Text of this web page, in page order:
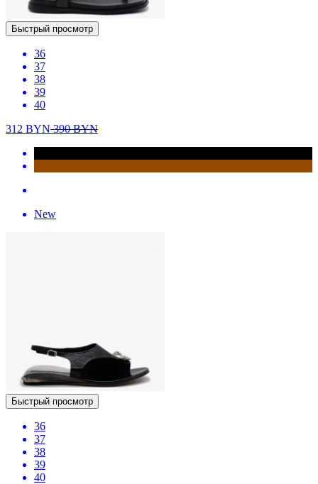
Быстрый просмотр
36
37
38
39
40
312 BYN390BYN
New
Быстрый просмотр
36
37
38
39
40